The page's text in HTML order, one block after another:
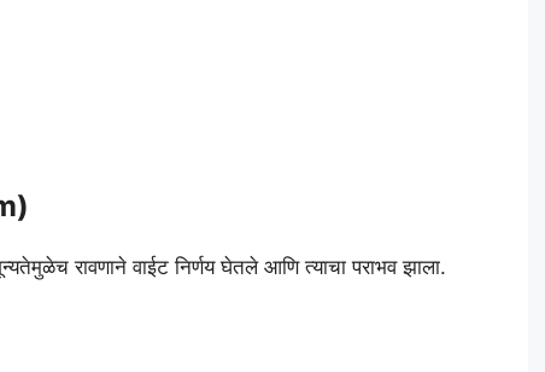
रावणाने वाईट निर्णय घेतले आणि त्याचा पराभव झाला.